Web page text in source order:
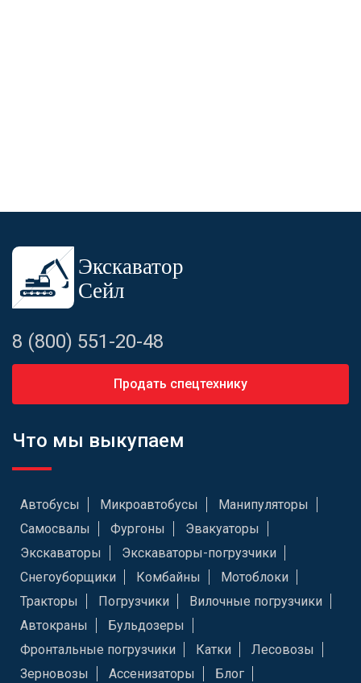
8 (800) 551-20-48
Продать спецтехнику
Что мы выкупаем
Автобусы Микроавтобусы
Манипуляторы
Самосвалы
Фургоны
Эвакуаторы
Экскаваторы
Экскаваторы-погрузчики
Снегоуборщики
Комбайны
Мотоблоки
Тракторы
Погрузчики
Вилочные погрузчики
Автокраны
Бульдозеры
Фронтальные погрузчики
Катки
Лесовозы
Зерновозы
Ассенизаторы Блог